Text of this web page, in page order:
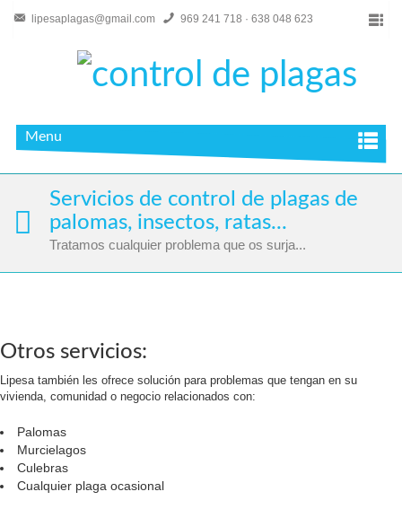
lipesaplagas@gmail.com 969 241 718 · 638 048 623
Menu
Servicios de control de plagas de
palomas, insectos, ratas...
Tratamos cualquier problema que os surja...
Otros servicios:
Lipesa también les ofrece solución para problemas que tengan en su
vivienda, comunidad o negocio relacionados con:
Palomas
Murcielagos
Culebras
Cualquier plaga ocasional